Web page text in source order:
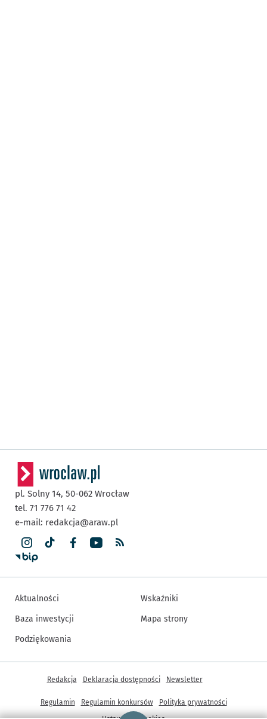
pl. Solny 14, 50-062 Wrocław
tel. 71 776 71 42
e-mail: redakcja@araw.pl
Aktualności
Baza inwestycji
Podziękowania
Wskaźniki
Mapa strony
Inne informacje
Redakcja Deklaracja dostępności Newsletter
Regulamin Regulamin konkursów
Polityka prywatności